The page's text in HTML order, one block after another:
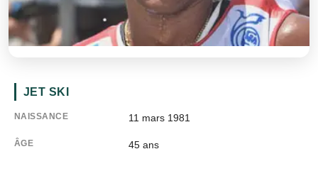
JET SKI
NAISSANCE 11 mars 1981
ÂGE 45 ans